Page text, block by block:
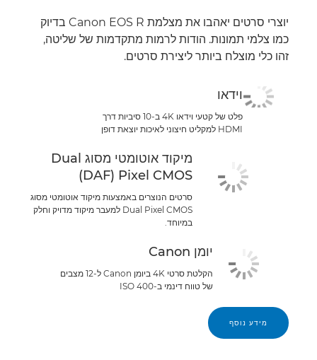
יוצרי סרטים יאהבו את מצלמת Canon EOS R בדיוק
כמו צלמי תמונות. הודות לרמות מתקדמות של שליטה,
זהו כלי מוצלח ביותר ליצירת סרטים.
וידאו
פלט של קטעי וידאו 4K ב-10 סיביות דרך
HDMI למקליט חיצוני לאיכות יוצאת דופן
מיקוד אוטומטי מסוג Dual
Pixel CMOS ‏(DAF)
סרטים הנוצרים באמצעות מיקוד אוטומטי מסוג
Dual Pixel CMOS ‏למעבר מיקוד מדויק וחלק
במיוחד.
יומן Canon
הקלטת סרטי 4K ביומן Canon ל-12 מצבים
של טווח דינמי ב-ISO 400
מידע נוסף